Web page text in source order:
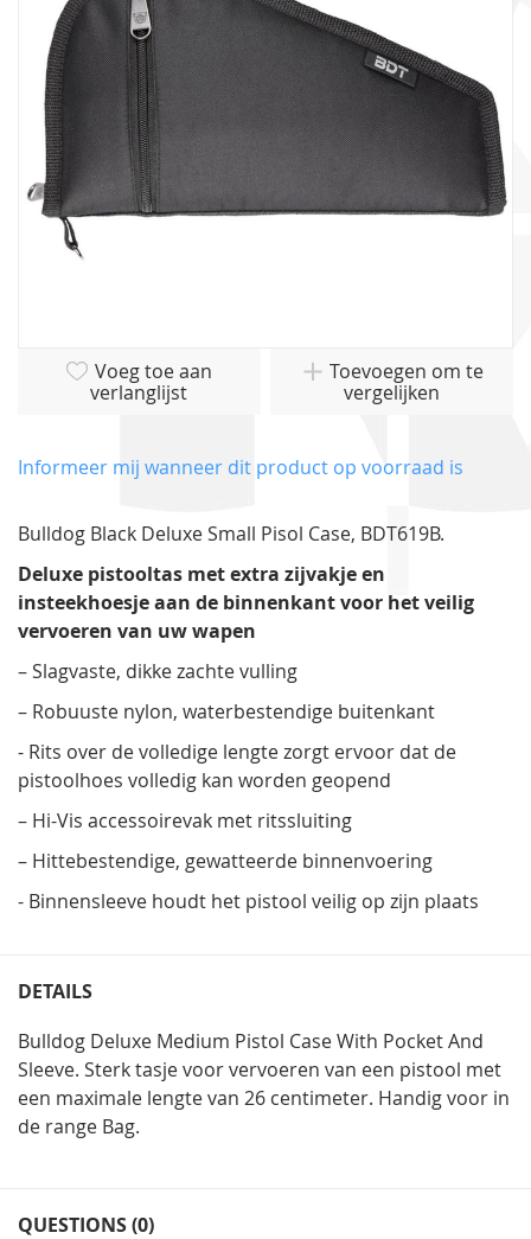
afbeeldingen-
gallerij
van
gallerij
Voeg toe aan
verlanglijst
Toevoegen om te
vergelijken
Informeer mij wanneer dit product op voorraad is
Bulldog Black Deluxe Small Pisol Case, BDT619B.
Deluxe pistooltas met extra zijvakje en
insteekhoesje aan de binnenkant voor het veilig
vervoeren van uw wapen
–Slagvaste, dikke zachte vulling
– Robuuste nylon, waterbestendige buitenkant
- Rits over de volledige lengte zorgt ervoor dat de
pistoolhoes volledig kan worden geopend
– Hi-Vis accessoirevak met ritssluiting
– Hittebestendige, gewatteerde binnenvoering
- Binnensleeve houdt het pistool veilig op zijn plaats
DETAILS
Bulldog Deluxe Medium Pistol Case With Pocket And
Sleeve. Sterk tasje voor vervoeren van een pistool met
een maximale lengte van 26 centimeter. Handig voor in
de range Bag.
QUESTIONS (0)